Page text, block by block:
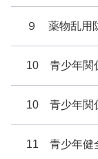
９ 薬物乱用
10 青少年関
10 青少年関
11 青少年健